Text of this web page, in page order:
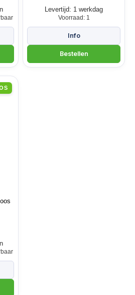
Levertijd: 1 werkdag
Voorraad: 1